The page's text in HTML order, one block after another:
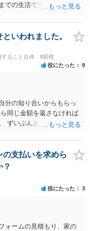
での生活で奥様が管理さ
っても、収入は給与だけ
ない財産がないのであれ
与を主張できないことに
います。 婚姻費用を渡
い面もあるとは思います
婚姻費用の金額の合意が
できなれば納得した金
は残るからです）。 特別
収入から婚姻費用は定め
奥様の利益のために支払
ことも相当だと思いま
いわれました。
すること自体 #親権
役にたった 9
分の知り合いからもらっ
同じ金額を返さなければ
ずいぶんとトリッキーな
夫がご友人に出産祝いを
って返礼（≒内祝い）で
行のような意味合いだと
題として嫌なのではない
返還義務はないので応じ
であれば、弁護士から内
と思います。
支払いを求めら
？
役にたった 3
ォームの見積もり、家の